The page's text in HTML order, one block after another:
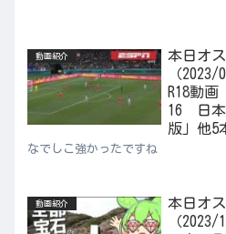
動画紹介
本日オ
（
R18動
16 日本
版」他5
なでしこ強かったですね
動画紹介
本日オ
（